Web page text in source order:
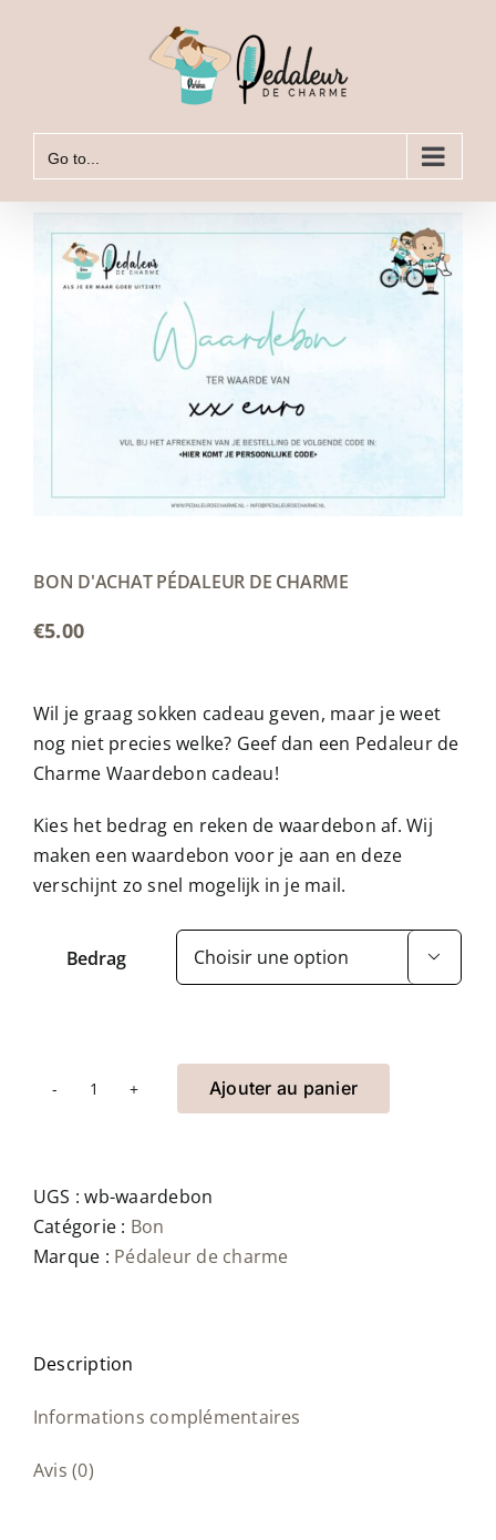
Go to...
BON D'ACHAT PÉDALEUR DE CHARME
€5.00
Wil je graag sokken cadeau geven, maar je weet
nog niet precies welke? Geef dan een Pedaleur de
Charme Waardebon cadeau!
Kies het bedrag en reken de waardebon af. Wij
maken een waardebon voor je aan en deze
verschijnt zo snel mogelijk in je mail.
Bedrag 
quantité
de
Charme
Waardebon
Ajouter au panier
UGS :wb-waardebon
Catégorie : Bon
Marque : Pédaleur de charme
Description
Informations complémentaires
Avis (0)